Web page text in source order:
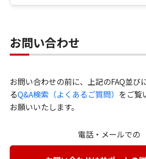
お問い合わせ
お問い合わせの前に、上記のFAQ並び
るQ&A検索（よくあるご質問） をご覧
お願いいたします。
電話・メールでの